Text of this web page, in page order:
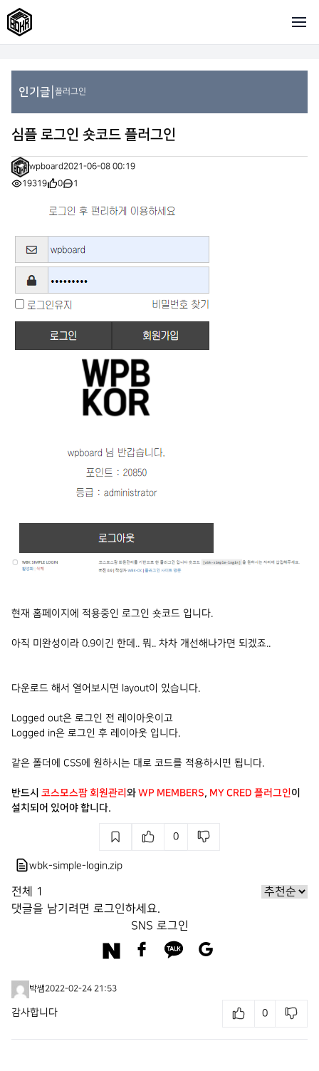
인기글 플러그인
심플 로그인 숏코드 플러그인
wpboard2021-06-08 00:19
19319
0 1
현재 홈페이지에 적용중인 로그인 숏코드 입니다.
아직 미완성이라 0.9이긴 한데.. 뭐.. 차차 개선해나가면 되겠죠..
다운로드 해서 열어보시면 layout이 있습니다.
Logged out은 로그인 전 레이아웃이고
Logged in은 로그인 후 레이아웃 입니다.
같은 폴더에 CSS에 원하시는 대로 코드를 적용하시면 됩니다.
반드시 코스모스팜 회원관리 와WP MEMBERS, MY CRED 플러그인이
설치되어 있어야 합니다.
0
wbk-simple-login.zip
전체 1
댓글을 남기려면 로그인하세요.
SNS 로그인
박쌤2022-02-24 21:53
0
감사합니다